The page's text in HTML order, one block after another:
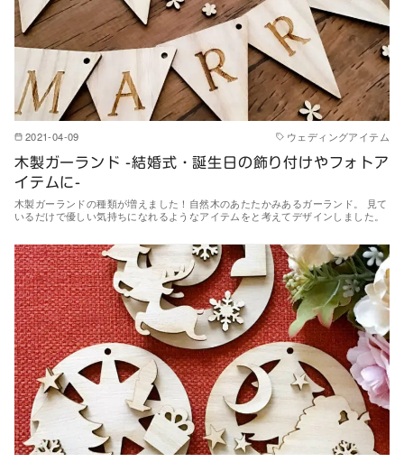
2021-04-09
ウェディングアイテム
木製ガーランド -結婚式・誕生日の飾り付けやフォトア
イテムに-
木製ガーランドの種類が増えました！自然木のあたたかみあるガーランド。 見て
いるだけで優しい気持ちになれるようなアイテムをと考えてデザインしました。